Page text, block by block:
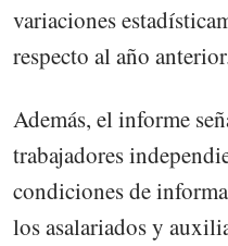
variaciones
respecto al año
Además, el informe
trabajadores
condiciones de
los asalariados y